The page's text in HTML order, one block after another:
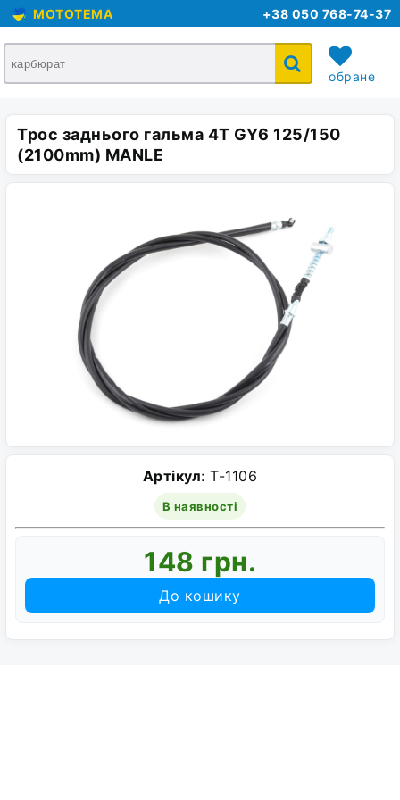
MOTOTEMA +38 050 768-74-37
обране
кошик
Трос заднього гальма 4T GY6 125/150
(2100mm) MANLE
Артікул: T-1106
В наявності
148 грн.
До кошику